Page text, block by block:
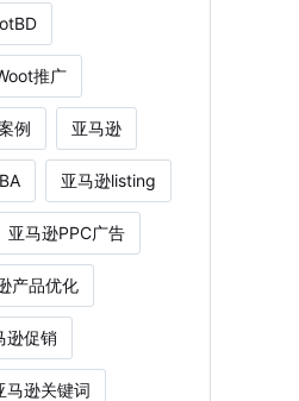
推广
例 亚马逊
亚马逊listing
亚马逊PPC广告
产品优化
逊促销
马逊关键词